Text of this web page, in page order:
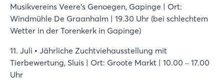
Musikvereins Veere's Genoegen, Gapinge | Ort:
Windmühle De Graanhalm | 19.30 Uhr (bei schlechtem
Wetter in der Torenkerk in Gapinge)
11. Juli • Jährliche Zuchtviehausstellung mit
Tierbewertung, Sluis | Ort: Groote Markt | 10.00 – 17.00
Uhr